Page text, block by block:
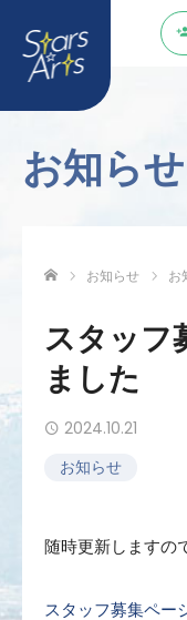
お知らせ
お知らせ お
スタッフ
ました
2024.10.21
お知らせ
随時更新しますの
スタッフ募集ペー